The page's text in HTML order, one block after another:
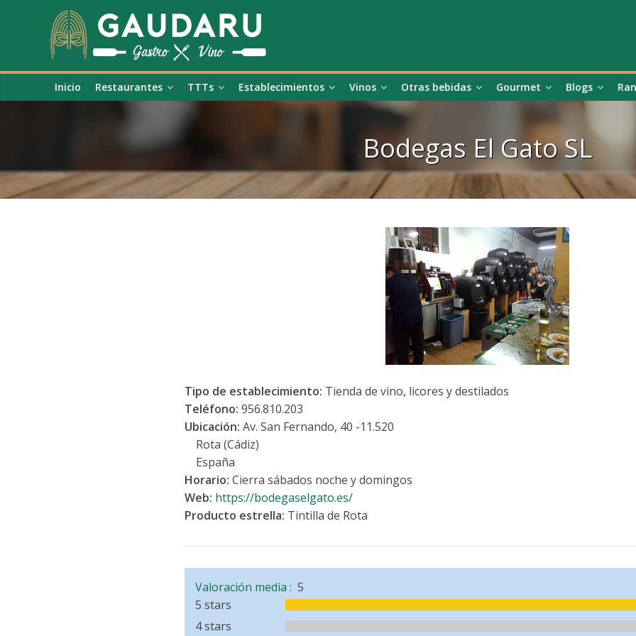
Inicio Restaurantes TTTs Establecimientos Vinos Otras bebidas Gourmet Blogs
Bodegas El Gato SL
Tipo de establecimiento: Tienda de vino, licores y destilados
Teléfono: 956.810.203
Ubicación: Av. San Fernando, 40 -11.520
Rota (Cádiz)
España
Horario: Cierra sábados noche y domingos
Web: https://bodegaselgato.es/
Producto estrella: Tintilla de Rota
Valoración media :
5 stars
4 stars
5